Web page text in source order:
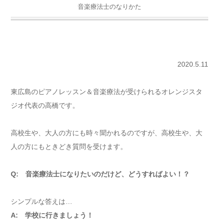
音楽療法士のなりかた
2020.5.11
東広島のピアノレッスン＆音楽療法が受けられるオレンジスタ
ジオ代表の高橋です。
高校生や、大人の方にも時々聞かれるのですが、高校生や、大
人の方にもときどき質問を受けます。
Q: 音楽療法士になりたいのだけど、どうすればよい！？
シンプルな答えは…
A: 学校に行きましょう！